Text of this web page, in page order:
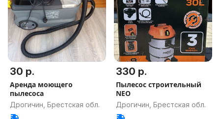
30 р.
Аренда моющего
пылесоса
Дрогичин, Брестская обл.
330 р.
Пылесос строительный
NEO
Дрогичин, Брестская обл.